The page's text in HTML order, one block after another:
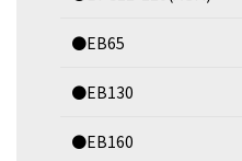
●EB65
●EB130
●EB160